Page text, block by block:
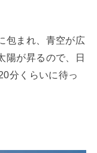
包まれ、青空が広
陽が昇るので、日
分くらいに待っ